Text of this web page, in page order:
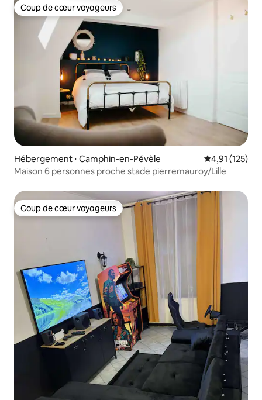
Coup de cœur voyageurs
Coup de cœur voyageurs
Hébergement ⋅ Camphin-en-Pévèle Évaluation
4,91 (125)
Maison 6 personnes proche stade pierremauroy/Lille
Coup de cœur voyageurs
Coup de cœur voyageurs